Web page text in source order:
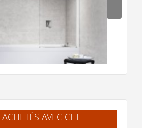
YOUNG 1V 70 cm- Transparent -
AVEC CET